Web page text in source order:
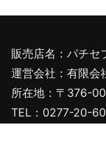
販売店名：パチセ
運営会社：有限会
所在地：〒376-
TEL：0277-20-